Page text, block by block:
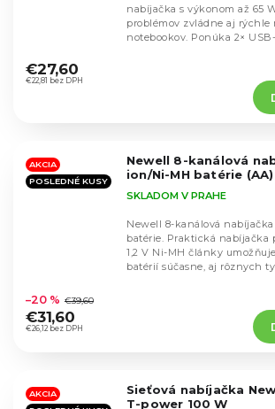
hodnotenie
produktu
hviezdičiek.
€22,81 bez DPH
€27,60
nabíjačka s výkonom až 65
problémov zvládne aj rýchle
notebookov. Ponúka 2× USB-
AKCIA
POSLEDNÉ KUSY
Newell 8-kanálová
ion/Ni-MH batérie (AA)
hodnotenie
produktu
je
hviezdičiek.
SKLADOM V PRAHE
€26,12 bez DPH
–20 % €39,60
€31,60
Newell 8-kanálová nabíjačka
batérie. Praktická nabíjačka
1,2 V Ni-MH články
batérií súčasne, aj rôznych
AKCIA
Sieťová nabíjačka
T-power 100 W